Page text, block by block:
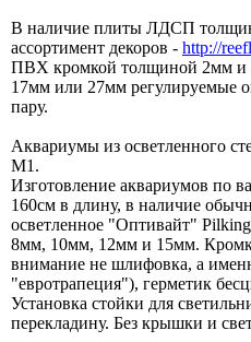
В наличие плиты ЛДСП
ассортимент декоров - http://
ПВХ кромкой толщиной 2мм и
17мм или 27мм регулируемые
пару.
Аквариумы из осветленного
М1.
Изготовление аквариумов по
160см в длину, в наличие
осветленное "Оптивайт"
8мм, 10мм, 12мм и 15мм.
внимание не шлифовка, а
"евротрапеция"), герметик
Установка стойки для
перекладину. Без крышки и